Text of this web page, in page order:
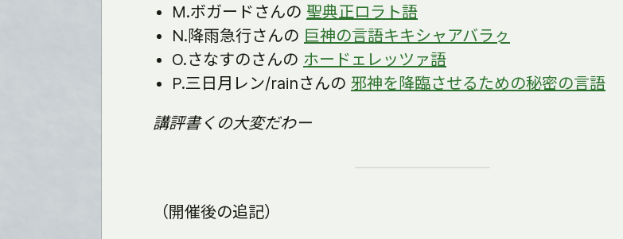
M.ボガードさんの 聖典正ロラト語
N.降雨急行さんの 巨神の言語キキシャアバラㇰ
O.さなすのさんの ホードェレッツァ語
P.三日月レン/rainさんの 邪神を降臨させるための秘密の言語
講評書くの大変だわー
（開催後の追記）